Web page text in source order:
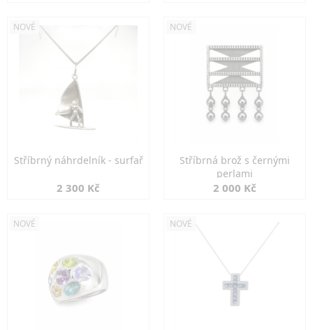
NOVÉ
Stříbrný náhrdelník - surfař
2 300 Kč
NOVÉ
Stříbrná brož s černými
perlami
2 000 Kč
NOVÉ NOVÉ